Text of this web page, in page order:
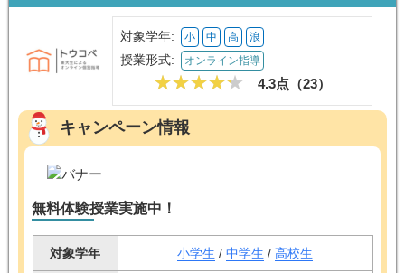
対象学年: 小 中 高 浪
授業形式: オンライン指導
4.3点（23）
キャンペーン情報
無料体験授業実施中！
対象学年 小学生 / 中学生 / 高校生